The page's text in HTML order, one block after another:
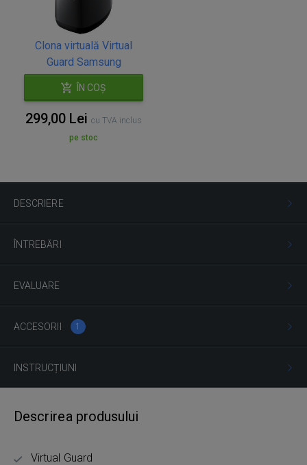
Clona virtuală Virtual
Guard Samsung
ÎN COȘ
299,00 Lei cu TVA inclus
pe stoc
DESCRIERE
ÎNTREBĂRI
EVALUARE
ACCESORII 1
INSTRUCȚIUNI
Descrirea produsului
Virtual Guard